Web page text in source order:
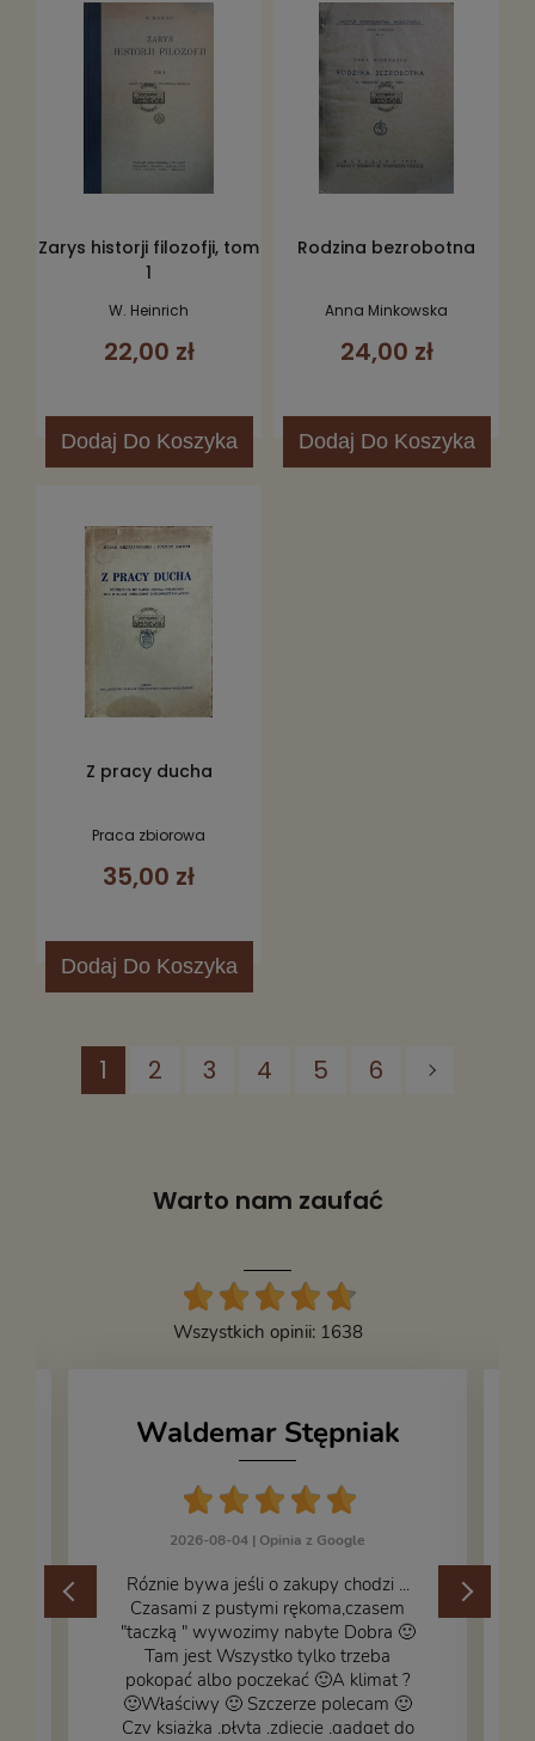
Zarys historji filozofji, tom
1
W. Heinrich
22,00 zł
Dodaj Do Koszyka
Rodzina bezrobotna
Anna Minkowska
24,00 zł
Dodaj Do Koszyka
Z pracy ducha
Praca zbiorowa
35,00 zł
Dodaj Do Koszyka
1 2 3 4 5 6
Warto nam zaufać
Wszystkich opinii: 1638
Waldemar Stępniak
2026-08-04 | Opinia z Google
Róznie bywa jeśli o zakupy chodzi ...
Czasami z pustymi rękoma,czasem
"taczką " wywozimy nabyte Dobra 🙂
Tam jest Wszystko tylko trzeba
pokopać albo poczekać 🙂A klimat ?
🙂Właściwy 🙂 Szczerze polecam 🙂
Czy książka ,płyta ,zdjęcie ,gadget do